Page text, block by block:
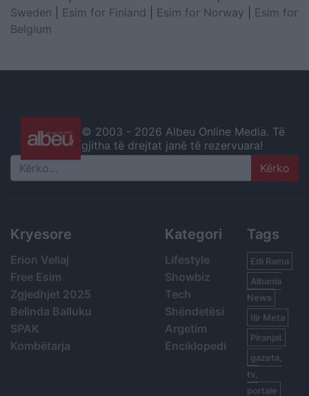
Sweden
Esim for Finland Esim for Norway
Esim for
Belgium
© 2003 - 2026 Albeu Online Media. Të
gjitha të drejtat janë të rezervuara!
Search
Kryesore
Erion Veliaj
Free Esim
Zgjedhjet 2025
Belinda Balluku
SPAK
Kombëtarja
Kategori
Lifestyle
Showbiz
Tech
Shëndetësi
Argetim
Enciklopedi
Tags
Edi Rama
Albania
News
Ilir Meta
Piranjat
gazeta,
tv,
portale